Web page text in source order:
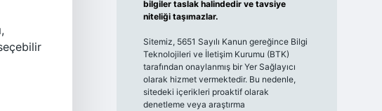
bilgiler taslak halindedir ve tavsiye
niteliği taşımazlar.
Sitemiz, 5651 Sayılı Kanun gereğince Bilgi
Teknolojileri ve İletişim Kurumu (BTK)
tarafından onaylanmış bir Yer Sağlayıcı
olarak hizmet vermektedir. Bu nedenle,
sitedeki içerikleri proaktif olarak
denetleme veya araştırma